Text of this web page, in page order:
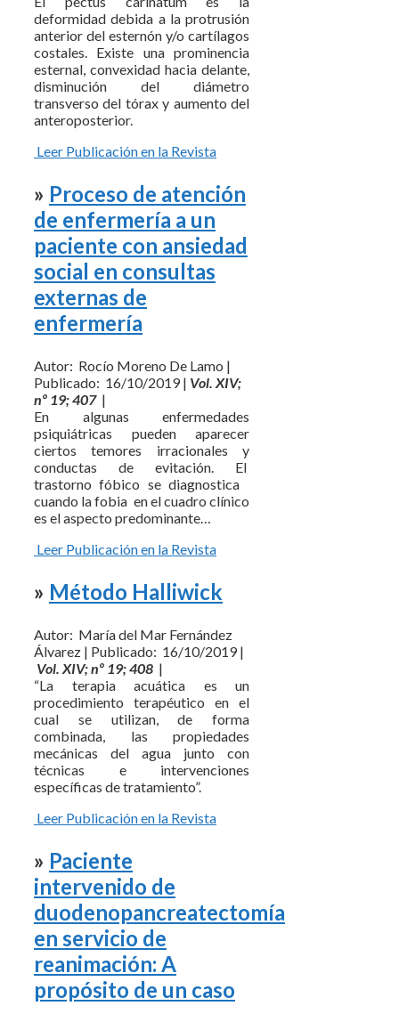
deformidad debida a la protrusión
anterior del esternón y/o cartílagos
costales. Existe una prominencia
esternal, convexidad hacia delante,
disminución del diámetro
transverso del tórax y aumento del
anteroposterior.
Leer Publicación en la Revista
» Proceso de atención
de enfermería a un
paciente con ansiedad
social en consultas
externas de
enfermería
Autor: Rocío Moreno De Lamo |
Publicado: 16/10/2019 | Vol. XIV;
nº 19; 407 |
En algunas enfermedades
psiquiátricas pueden aparecer
ciertos temores irracionales y
conductas de evitación. El
trastorno fóbico se diagnostica
cuando la fobia en el cuadro clínico
es el aspecto predominante…
Leer Publicación en la Revista
» Método Halliwick
Autor: María del Mar Fernández
Álvarez | Publicado: 16/10/2019 |
Vol. XIV; nº 19; 408 |
“La terapia acuática es un
procedimiento terapéutico en el
cual se utilizan, de forma
combinada, las propiedades
mecánicas del agua junto con
técnicas e intervenciones
específicas de tratamiento”.
Leer Publicación en la Revista
» Paciente
intervenido de
duodenopancreatectomía
en servicio de
reanimación: A
propósito de un caso